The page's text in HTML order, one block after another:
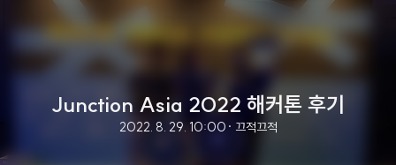
Junction Asia 2022 해커톤 후기
2022. 8. 29. 10:00 · 끄적끄적